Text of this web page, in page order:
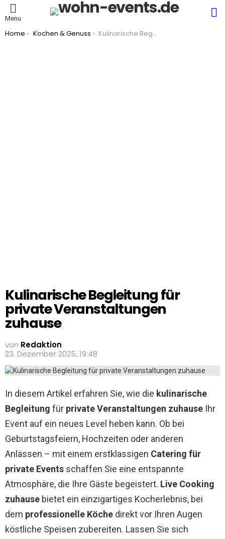
Menu
You are here:
Home Kochen & Genuss Kulinarische Begleitung für private Veranstaltungen zuhause
Kulinarische Begleitung für
private Veranstaltungen
zuhause
von Redaktion
23. Dezember 2025, 19:48
In diesem Artikel erfahren Sie, wie die kulinarische
Begleitung für private Veranstaltungen zuhause Ihr
Event auf ein neues Level heben kann. Ob bei
Geburtstagsfeiern, Hochzeiten oder anderen
Anlässen – mit einem erstklassigen Catering für
private Events schaffen Sie eine entspannte
Atmosphäre, die Ihre Gäste begeistert. Live Cooking
zuhause bietet ein einzigartiges Kocherlebnis, bei
dem professionelle Köche direkt vor Ihren Augen
köstliche Speisen zubereiten. Lassen Sie sich